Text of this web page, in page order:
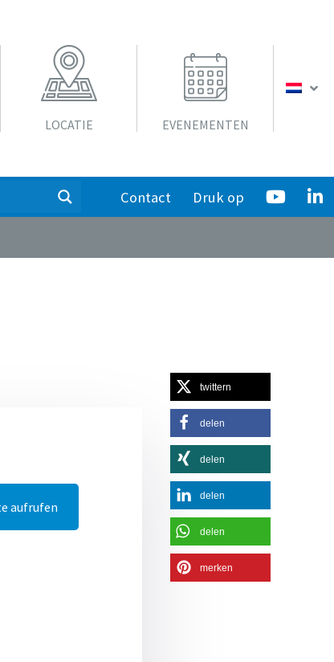
LOCATIE EVENEMENTEN
Contact Druk op
aufrufen
twittern
delen
delen
delen
delen
merken